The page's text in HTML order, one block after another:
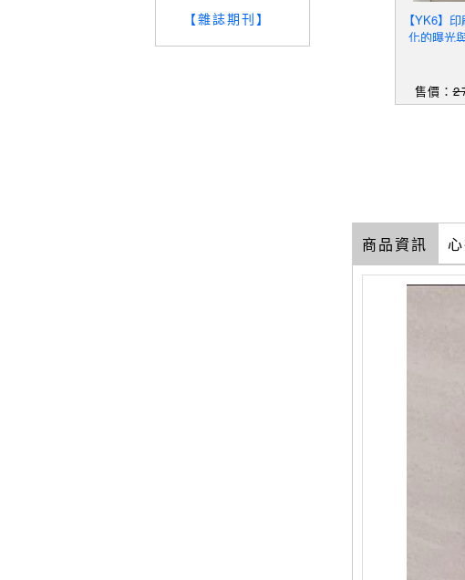
【雜誌期刊】
【R9H】美女寫真攝影訣
【RO5】鏡頭人生: 攝影
【YK6】
化的曝光
售價：
商品資訊